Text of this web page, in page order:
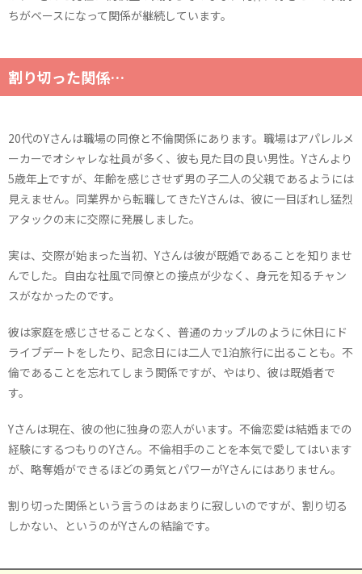
ちがベースになって関係が継続しています。
割り切った関係…
20代のYさんは職場の同僚と不倫関係にあります。職場はアパレルメ
ーカーでオシャレな社員が多く、彼も見た目の良い男性。Yさんより
5歳年上ですが、年齢を感じさせず男の子二人の父親であるようには
見えません。同業界から転職してきたYさんは、彼に一目ぼれし猛烈
アタックの末に交際に発展しました。
実は、交際が始まった当初、Yさんは彼が既婚であることを知りませ
んでした。自由な社風で同僚との接点が少なく、身元を知るチャン
スがなかったのです。
彼は家庭を感じさせることなく、普通のカップルのように休日にド
ライブデートをしたり、記念日には二人で1泊旅行に出ることも。不
倫であることを忘れてしまう関係ですが、やはり、彼は既婚者で
す。
Yさんは現在、彼の他に独身の恋人がいます。不倫恋愛は結婚までの
経験にするつもりのYさん。不倫相手のことを本気で愛してはいます
が、略奪婚ができるほどの勇気とパワーがYさんにはありません。
割り切った関係という言うのはあまりに寂しいのですが、割り切る
しかない、というのがYさんの結論です。